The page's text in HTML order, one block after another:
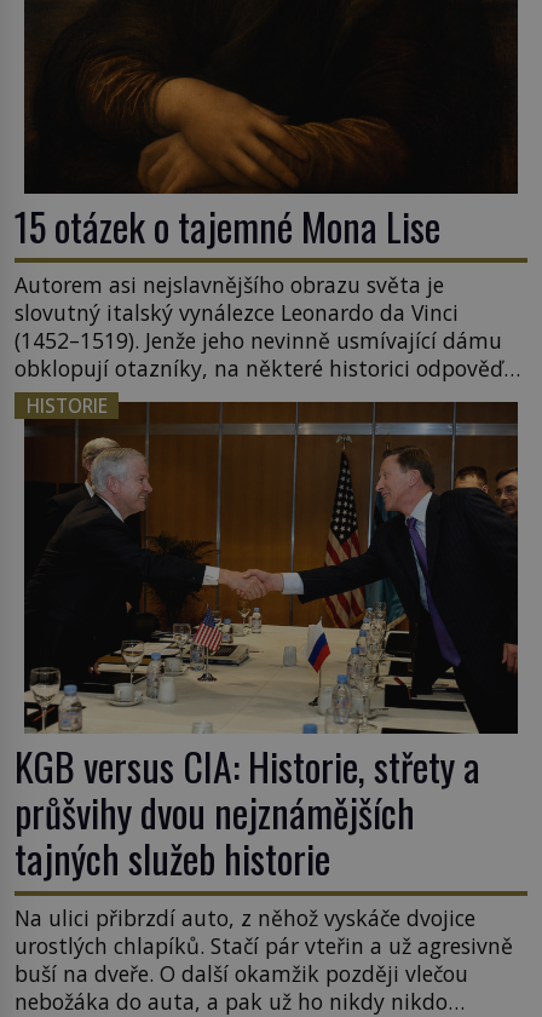
15 otázek o tajemné Mona Lise
Autorem asi nejslavnějšího obrazu světa je
slovutný italský vynálezce Leonardo da Vinci
(1452–1519). Jenže jeho nevinně usmívající dámu
obklopují otazníky, na některé historici odpověď
objeví, jiné zůstanou nezodpovězené. Kam si ji
pověsil Napoleon? Samotný císař Napoleon
Bonaparte (1769–1821) má pro malbu slabost, a
tak si ji ještě jako první konzul přemístí do své
ložnice v Tuilerisjkém […]
HISTORIE
KGB versus CIA: Historie, střety a
průšvihy dvou nejznámějších
tajných služeb historie
Na ulici přibrzdí auto, z něhož vyskáče dvojice
urostlých chlapíků. Stačí pár vteřin a už agresivně
buší na dveře. O další okamžik později vlečou
nebožáka do auta, a pak už ho nikdy nikdo